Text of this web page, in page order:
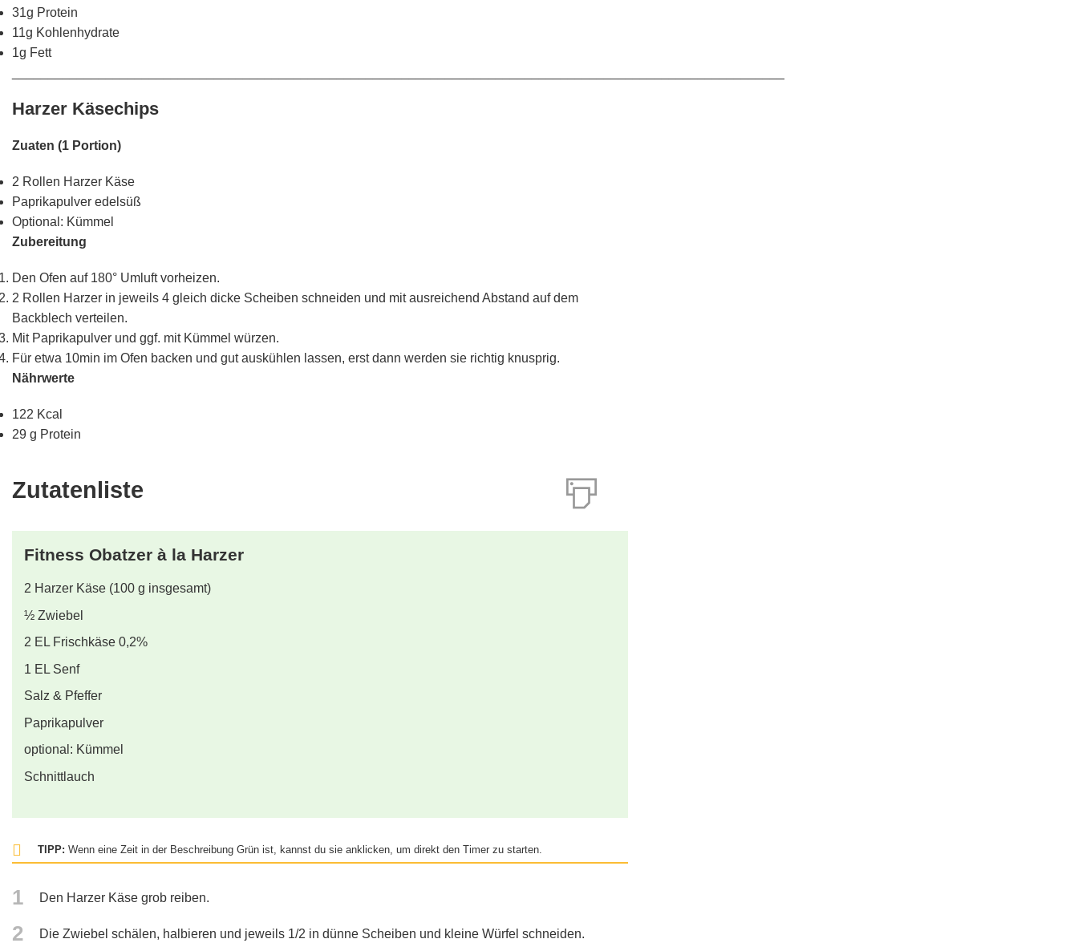
31g Protein
11g Kohlenhydrate
1g Fett
Harzer Käsechips
Zuaten (1 Portion)
2 Rollen Harzer Käse
Paprikapulver edelsüß
Optional: Kümmel
Zubereitung
Den Ofen auf 180° Umluft vorheizen.
2 Rollen Harzer in jeweils 4 gleich dicke Scheiben schneiden und mit ausreichend Abstand auf dem
Backblech verteilen.
Mit Paprikapulver und ggf. mit Kümmel würzen.
Für etwa 10min im Ofen backen und gut auskühlen lassen, erst dann werden sie richtig knusprig.
Nährwerte
122 Kcal
29 g Protein
Zutatenliste
Fitness Obatzer à la Harzer
2 Harzer Käse (100 g insgesamt)
½ Zwiebel
2 EL Frischkäse 0,2%
1 EL Senf
Salz & Pfeffer
Paprikapulver
optional: Kümmel
Schnittlauch
TIPP: Wenn eine Zeit in der Beschreibung Grün ist, kannst du sie anklicken, um direkt den Timer zu starten.
1 Den Harzer Käse grob reiben.
2 Die Zwiebel schälen, halbieren und jeweils 1/2 in dünne Scheiben und kleine Würfel schneiden.